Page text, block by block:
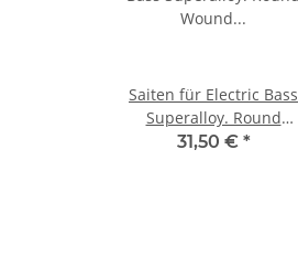
Saiten für Electric Bass
Superalloy. Round
Wound Long Scale Satz
31,50 € *